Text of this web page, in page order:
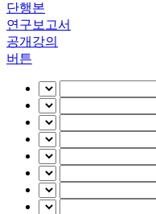
단행본
연구보고서
공개강의
버튼